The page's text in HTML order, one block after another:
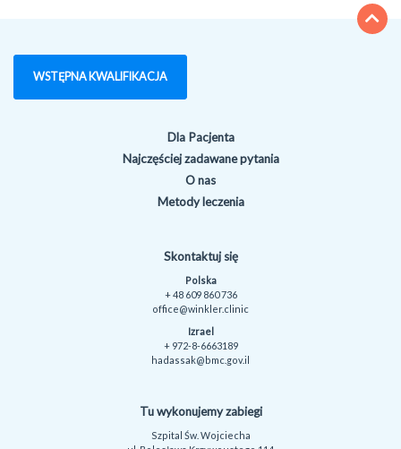
WSTĘPNA KWALIFIKACJA
Dla Pacjenta
Najczęściej zadawane pytania
O nas
Metody leczenia
Skontaktuj się
Polska
+ 48 609 860 736
office@winkler.clinic
Izrael
+ 972-8-6663189
hadassak@bmc.gov.il
Tu wykonujemy zabiegi
Szpital Św. Wojciecha